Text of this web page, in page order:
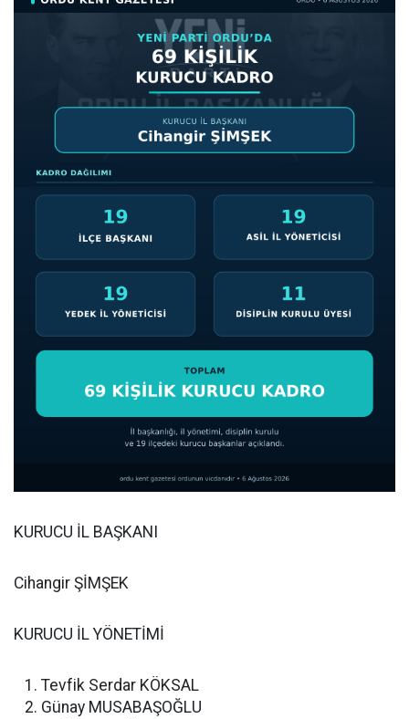
KURUCU İL BAŞKANI
Cihangir ŞİMŞEK
KURUCU İL YÖNETİMİ
Tevfik Serdar KÖKSAL
Günay MUSABAŞOĞLU